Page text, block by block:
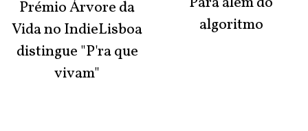
Prémio Árvore da
Vida no IndieLisboa
distingue "P'ra que
vivam"
algoritmo